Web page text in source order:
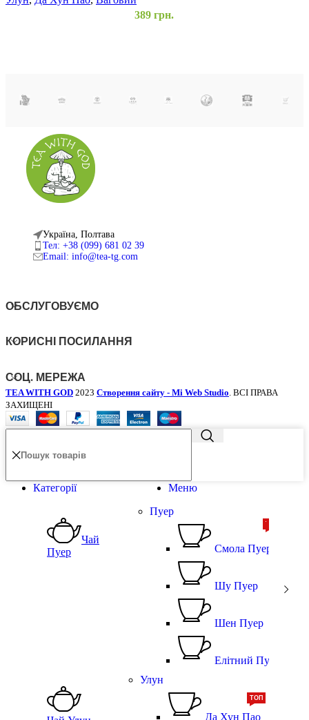
389грн.
Україна, Полтава
Тел: +38 (099) 681 02 39
Email: info@tea-tg.com
ОБСЛУГОВУЄМО
КОРИСНІ ПОСИЛАННЯ
СОЦ. МЕРЕЖА
TEA WITH GOD 2023 Створення сайту - Mi Web Studio. ВСІ ПРАВА
ЗАХИЩЕНІ
Меню
Категорії
Чай
Пуер
Пуер
Смола Пуера
ТОП
Шу Пуер
Шен Пуер
Елітний Пуер
Улун
Да Хун Пао
ТОП